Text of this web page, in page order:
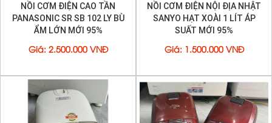
NỒI CƠM ĐIỆN CAO TẦN
PANASONIC SR SB 102 LY BÙ
ẨM LỚN MỚI 95%
Giá: 2.500.000 VNĐ
NỒI CƠM ĐIỆN NỘI ĐỊA NHẬT
SANYO HẠT XOÀI 1 LÍT ÁP
SUẤT MỚI 95%
Giá: 1.500.000 VNĐ